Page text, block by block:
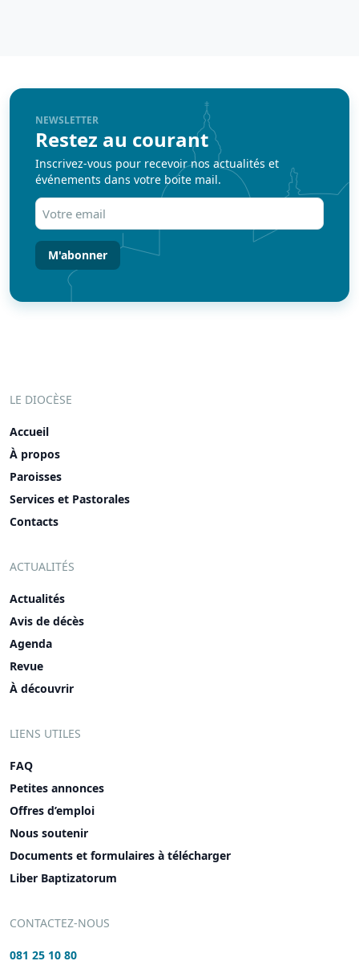
NEWSLETTER
Restez au courant
Inscrivez-vous pour recevoir nos actualités et
événements dans votre boite mail.
Votre
email
(Nécessaire)
LE DIOCÈSE
Accueil
À propos
Paroisses
Services et Pastorales
Contacts
ACTUALITÉS
Actualités
Avis de décès
Agenda
Revue
À découvrir
LIENS UTILES
FAQ
Petites annonces
Offres d’emploi
Nous soutenir
Documents et formulaires à télécharger
Liber Baptizatorum
CONTACTEZ-NOUS
081 25 10 80